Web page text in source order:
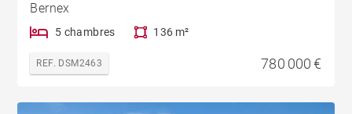
Bernex
5 chambres 136 m²
REF. DSM2463 780 000 €